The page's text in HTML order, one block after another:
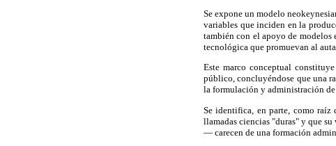
Se expone un modelo
variables que inciden en la
también con el apoyo de
tecnológica que promuevan al
Este marco conceptual
público, concluyéndose que una
la formulación y administración
Se identifica, en parte, como raíz
llamadas ciencias "duras" y que
— carecen de una formación